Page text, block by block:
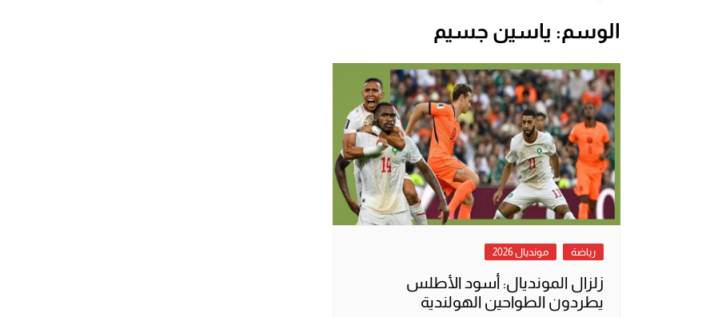
الوسم: ياسين جسيم
رياضة مونديال 2026
زلزال المونديال: أسود الأطلس
يطردون الطواحين الهولندية